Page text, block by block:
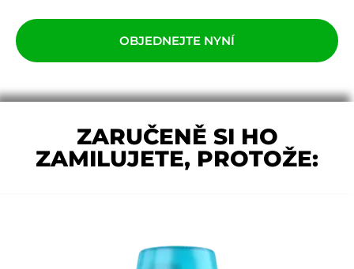
OBJEDNEJTE NYNÍ
ZARUČENĚ SI HO
ZAMILUJETE, PROTOŽE: